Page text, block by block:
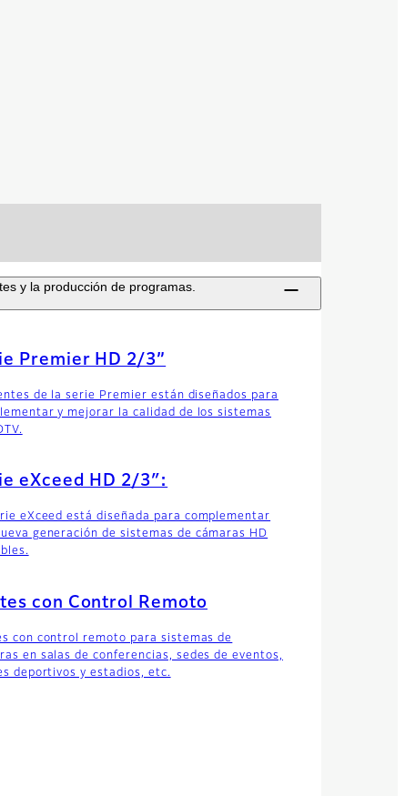
y la producción de programas.
Premier HD 2/3”
de la serie Premier están diseñados para
y mejorar la calidad de los sistemas
eXceed HD 2/3″:
eXceed está diseñada para complementar
generación de sistemas de cámaras HD
con Control Remoto
con control remoto para sistemas de
en salas de conferencias, sedes de eventos,
deportivos y estadios, etc.